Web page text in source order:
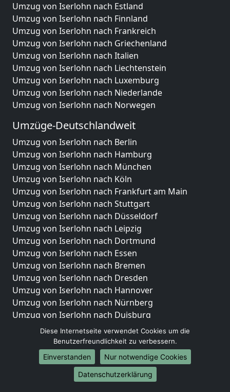
Umzug von Iserlohn nach Estland
Umzug von Iserlohn nach Finnland
Umzug von Iserlohn nach Frankreich
Umzug von Iserlohn nach Griechenland
Umzug von Iserlohn nach Italien
Umzug von Iserlohn nach Liechtenstein
Umzug von Iserlohn nach Luxemburg
Umzug von Iserlohn nach Niederlande
Umzug von Iserlohn nach Norwegen
Umzüge-Deutschlandweit
Umzug von Iserlohn nach Berlin
Umzug von Iserlohn nach Hamburg
Umzug von Iserlohn nach München
Umzug von Iserlohn nach Köln
Umzug von Iserlohn nach Frankfurt am Main
Umzug von Iserlohn nach Stuttgart
Umzug von Iserlohn nach Düsseldorf
Umzug von Iserlohn nach Leipzig
Umzug von Iserlohn nach Dortmund
Umzug von Iserlohn nach Essen
Umzug von Iserlohn nach Bremen
Umzug von Iserlohn nach Dresden
Umzug von Iserlohn nach Hannover
Umzug von Iserlohn nach Nürnberg
Umzug von Iserlohn nach Duisburg
Umzug von Iserlohn nach Bochum
Umzug von Iserlohn nach Wuppertal
Umzug von Iserlohn nach Bielefeld
Umzug von Iserlohn nach Bonn
Umzug von Iserlohn nach Münster
Diese Internetseite verwendet Cookies um die
Benutzerfreundlichkeit zu verbessern.
Einverstanden
Nur notwendige Cookies
Datenschutzerklärung